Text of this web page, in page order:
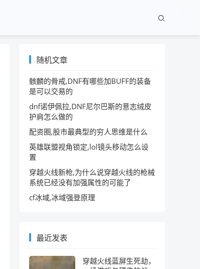
随机文章
骸麟的骨戒,DNF有哪些加BUFF的装备
是可以交易的
dnf诺伊佩拉,DNF尼尔巴斯的意志绒皮
护肩怎么做的
配资圈,股市最典型的穷人思维是什么
英雄联盟视角锁定,lol镜头移动怎么设
置
穿越火线新枪,为什么说穿越火线的枪械
系统已经没有加强属性的可能了
cf冰域,冰域强登原理
最近发表
穿越火线蓝屏生死劫，